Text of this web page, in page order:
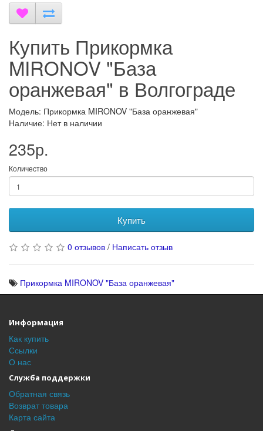
Купить Прикормка
MIRONOV "База
оранжевая" в Волгограде
Модель: Прикормка MIRONOV "База оранжевая"
Наличие: Нет в наличии
235р.
Количество
Купить
0 отзывов / Написать отзыв
Прикормка MIRONOV "База оранжевая"
Информация
Как купить
Ссылки
О нас
Служба поддержки
Обратная связь
Возврат товара
Карта сайта